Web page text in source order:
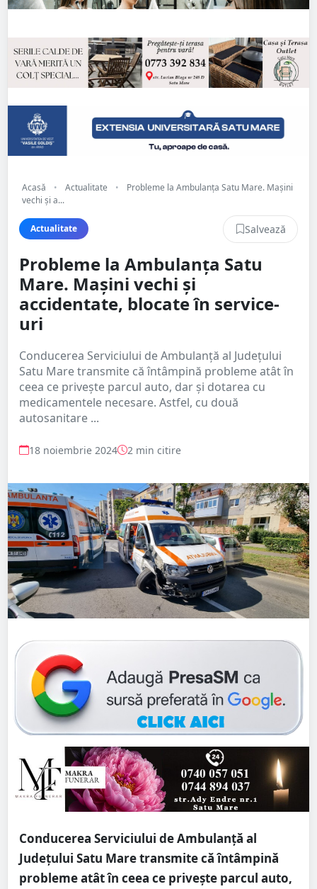
Acasă • Actualitate •
Probleme la Ambulanța Satu Mare. Mașini
vechi și a...
Actualitate Salvează
Probleme la Ambulanța Satu
Mare. Mașini vechi și
accidentate, blocate în service-
uri
Conducerea Serviciului de Ambulanță al Județului
Satu Mare transmite că întâmpină probleme atât în
ceea ce privește parcul auto, dar și dotarea cu
medicamentele necesare. Astfel, cu două
autosanitare ...
18 noiembrie 2024 2 min citire
Conducerea Serviciului de Ambulanță al
Județului Satu Mare transmite că întâmpină
probleme atât în ceea ce privește parcul auto,